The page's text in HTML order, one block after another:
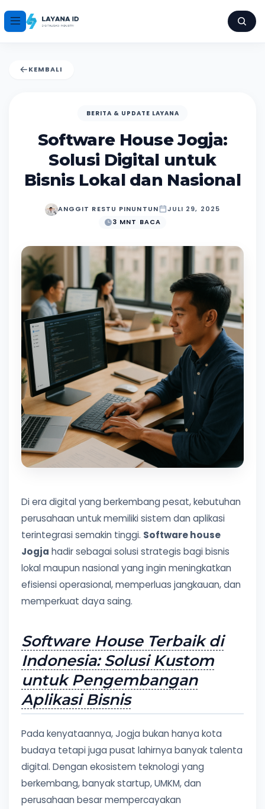
KEMBALI
BERITA & UPDATE LAYANA
Software House Jogja:
Solusi Digital untuk
Bisnis Lokal dan Nasional
ANGGIT RESTU PINUNTUN
JULI 29, 2025
3 MNT BACA
Di era digital yang berkembang pesat, kebutuhan
perusahaan untuk memiliki sistem dan aplikasi
terintegrasi semakin tinggi. Software house
Jogja hadir sebagai solusi strategis bagi bisnis
lokal maupun nasional yang ingin meningkatkan
efisiensi operasional, memperluas jangkauan, dan
memperkuat daya saing.
Software House Terbaik di
Indonesia: Solusi Kustom
untuk Pengembangan
Aplikasi Bisnis
Pada kenyataannya, Jogja bukan hanya kota
budaya tetapi juga pusat lahirnya banyak talenta
digital. Dengan ekosistem teknologi yang
berkembang, banyak startup, UMKM, dan
perusahaan besar mempercayakan